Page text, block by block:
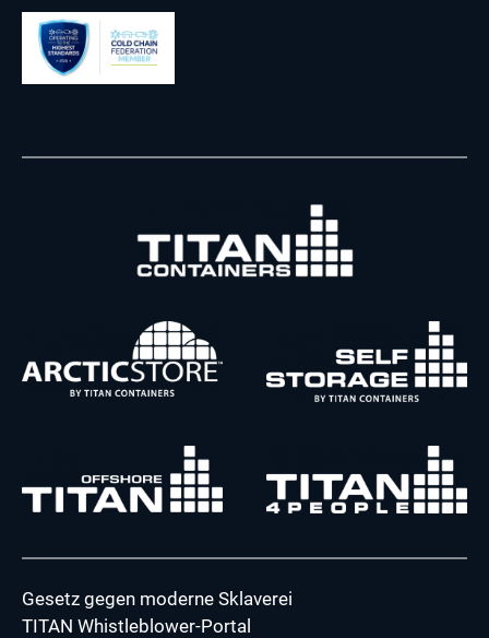
Gesetz gegen moderne Sklaverei
TITAN Whistleblower-Portal